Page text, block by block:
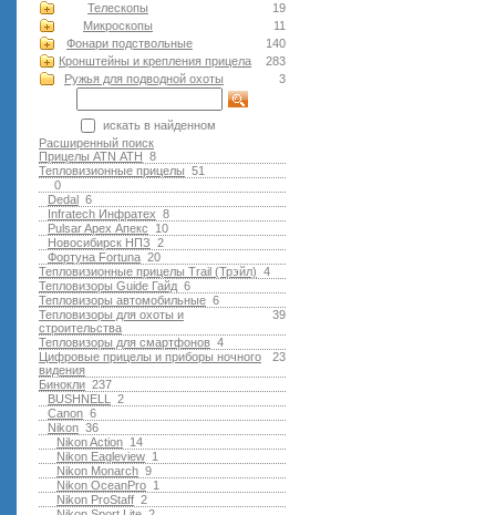
19
Телескопы
11
Микроскопы
140
Фонари подствольные
283
Кронштейны и крепления прицела
3
Ружья для подводной оxоты
искать в найденном
Расширенный поиск
8
Прицелы ATN АТН
51
Тепловизионные прицелы
0
6
Dedal
8
Infratech Инфратех
10
Pulsar Apex Апекс
2
Новосибирск НПЗ
20
Фортуна Fortuna
4
Тепловизионные прицелы Trail (Трэйл)
6
Тепловизоры Guide Гайд
6
Тепловизоры автомобильные
39
Тепловизоры для охоты и
строительства
4
Тепловизоры для смартфонов
23
Цифровые прицелы и приборы ночного
видения
237
Бинокли
2
BUSHNELL
6
Canon
36
Nikon
14
Nikon Action
1
Nikon Eagleview
9
Nikon Monarch
1
Nikon OceanPro
2
Nikon ProStaff